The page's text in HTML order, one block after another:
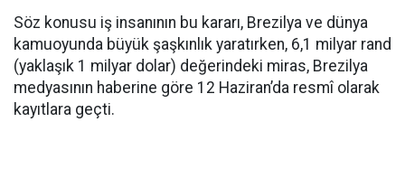
Söz konusu iş insanının bu kararı, Brezilya ve dünya
kamuoyunda büyük şaşkınlık yaratırken, 6,1 milyar rand
(yaklaşık 1 milyar dolar) değerindeki miras, Brezilya
medyasının haberine göre 12 Haziran’da resmî olarak
kayıtlara geçti.